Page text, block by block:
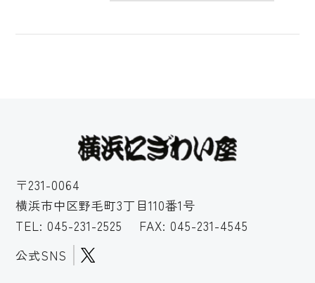
〒231-0064
横浜市中区野毛町3丁目110番1号
TEL: 045-231-2525
FAX: 045-231-4545
公式SNS